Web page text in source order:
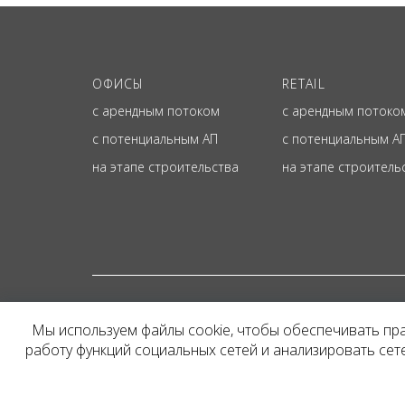
ОФИСЫ
с арендным потоком
с потенциальным АП
на этапе строительства
RETAIL
с арендным
с потенциальным
на этапе
Представленная на
и не является
Мы используем файлы cookie, чтобы обеспечивать
работу функций социальных сетей и анализировать